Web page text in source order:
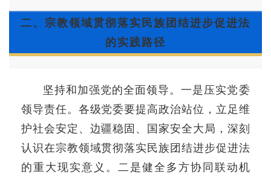
二、宗教领域贯彻落实民族团结进步促进法
的实践路径
坚持和加强党的全面领导。一是压实党委
领导责任。各级党委要提高政治站位，立足维
护社会安定、边疆稳固、国家安全大局，深刻
认识在宗教领域贯彻落实民族团结进步促进法
的重大现实意义。二是健全多方协同联动机